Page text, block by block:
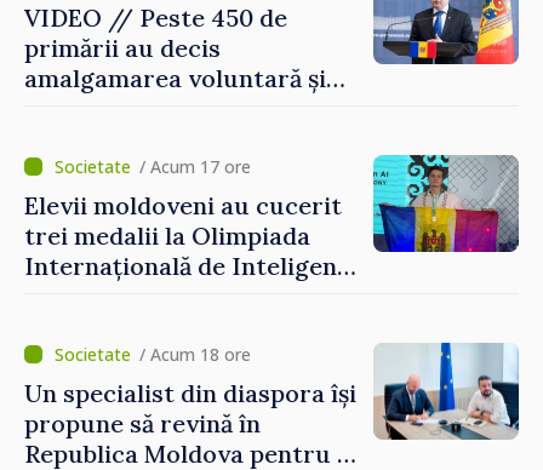
VIDEO // Peste 450 de
primării au decis
amalgamarea voluntară și
Grosu: „Este important să
depășim blocajele și să dăm o
șansă localităților să se
dezvolte”
/ Acum 17 ore
Elevii moldoveni au cucerit
trei medalii la Olimpiada
Internațională de Inteligență
/ Acum 18 ore
Un specialist din diaspora își
propune să revină în
Republica Moldova pentru a